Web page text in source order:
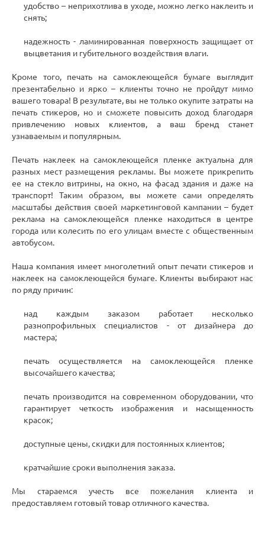
удобство – неприхотлива в уходе, можно легко наклеить и
снять;
надежность - ламинированная поверхность защищает от
выцветания и губительного воздействия влаги.
Кроме того, печать на самоклеющейся бумаге выглядит
презентабельно и ярко – клиенты точно не пройдут мимо
вашего товара! В результате, вы не только окупите затраты на
печать стикеров, но и сможете повысить доход благодаря
привлечению новых клиентов, а ваш бренд станет
узнаваемым и популярным.
Печать наклеек на самоклеющейся пленке актуальна для
разных мест размещения рекламы. Вы можете прикрепить
ее на стекло витрины, на окно, на фасад здания и даже на
транспорт! Таким образом, вы можете сами определять
масштабы действия своей маркетинговой кампании – будет
реклама на самоклеющейся пленке находиться в центре
города или колесить по его улицам вместе с общественным
автобусом.
Наша компания имеет многолетний опыт печати стикеров и
наклеек на самоклеющейся бумаге. Клиенты выбирают нас
по ряду причин:
над каждым заказом работает несколько
разнопрофильных специалистов - от дизайнера до
мастера;
печать осуществляется на самоклеющейся пленке
высочайшего качества;
печать производится на современном оборудовании, что
гарантирует четкость изображения и насыщенность
красок;
доступные цены, скидки для постоянных клиентов;
кратчайшие сроки выполнения заказа.
Мы стараемся учесть все пожелания клиента и
предоставляем готовый товар отличного качества.